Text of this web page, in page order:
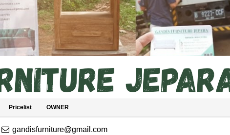
Pricelist OWNER
gandisfurniture@gmail.com